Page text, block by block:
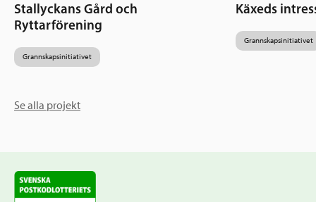
Stallyckans Gård och
Ryttarförening
Grannskapsinitiativet
Käxeds
Grannskapsinitiativet
Se alla projekt